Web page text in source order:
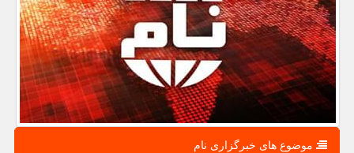
موضوع های خبرگزاری نام